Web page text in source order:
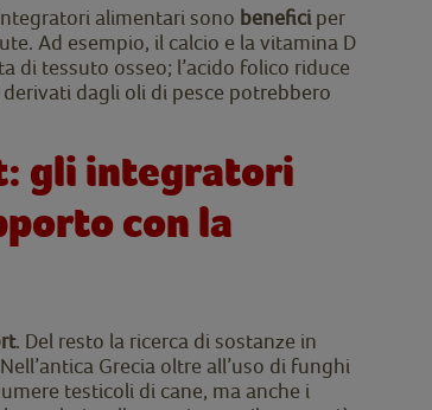
alimentari sono benefici per
Ad esempio, il calcio e la vitamina D
di tessuto osseo; l’acido folico riduce
dagli oli di pesce potrebbero
gli integratori
con la
. Del resto la ricerca di sostanze in
Grecia oltre all’uso di funghi
testicoli di cane, ma anche i